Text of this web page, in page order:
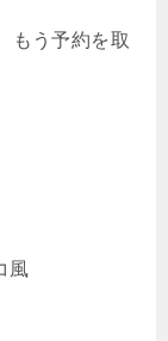
もう予約を取
風